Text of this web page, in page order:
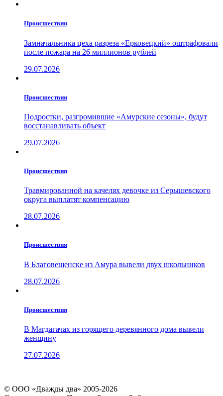
Проиcшествия
Замначальника цеха разреза «Ерковецкий» оштрафовали
после пожара на 26 миллионов рублей
29.07.2026
Проиcшествия
Подростки, разгромившие «Амурские сезоны», будут
восстанавливать объект
29.07.2026
Проиcшествия
Травмированной на качелях девочке из Серышевского
округа выплатят компенсацию
28.07.2026
Проиcшествия
В Благовещенске из Амура вывели двух школьников
28.07.2026
Проиcшествия
В Магдагачах из горящего деревянного дома вывели
женщину
27.07.2026
© ООО «Дважды два» 2005-2026